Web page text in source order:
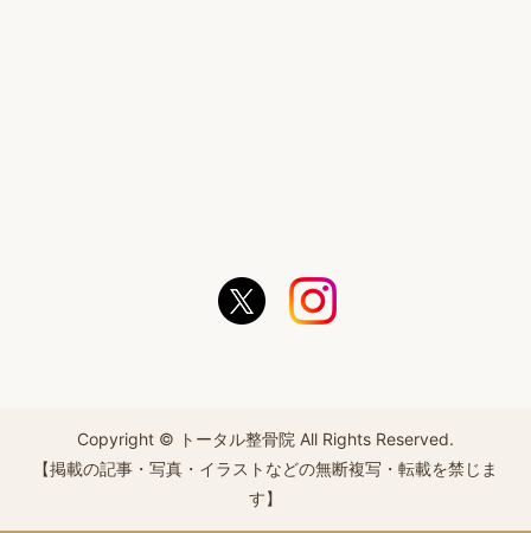
Copyright © トータル整骨院 All Rights Reserved.
【掲載の記事・写真・イラストなどの無断複写・転載を禁じま
す】